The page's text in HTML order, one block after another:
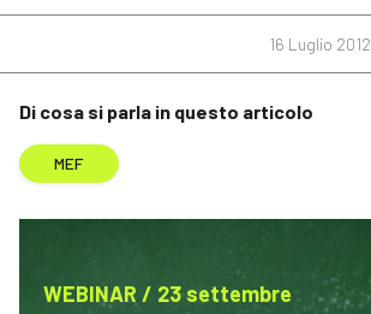
16 Luglio 2012
Di cosa si parla in questo articolo
MEF
WEBINAR / 23 settembre